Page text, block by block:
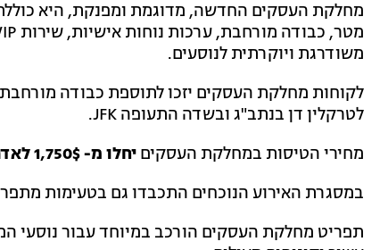
משודרגת ויוקרתית לנוסעים.
לטרקלין דן בנתב"ג ובשדה התעופה JFK.
מחירי הטיסות במחלקת העסקים יחלו מ- 1,750$ לאדם לכיוון.
במסגרת האירוע הנוכחים התכבדו גם בטעימות
תפריט מחלקת העסקים הורכב במיוחד עבור נוסעי